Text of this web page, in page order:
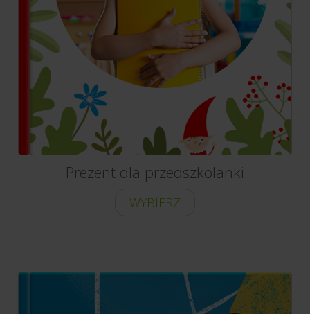
Prezent dla przedszkolanki
WYBIERZ